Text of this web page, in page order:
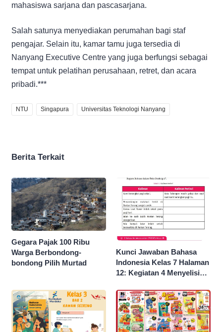
mahasiswa sarjana dan pascasarjana.
Salah satunya menyediakan perumahan bagi staf
pengajar. Selain itu, kamar tamu juga tersedia di
Nanyang Executive Centre yang juga berfungsi sebagai
tempat untuk pelatihan perusahaan, retret, dan acara
pribadi.***
NTU Singapura Universitas Teknologi Nanyang
Berita Terkait
Gegara Pajak 100 Ribu
Warga Berbondong-
bondong Pilih Murtad
Kunci Jawaban Bahasa
Indonesia Kelas 7 Halaman
12: Kegiatan 4 Menyelisik
Deskripsi